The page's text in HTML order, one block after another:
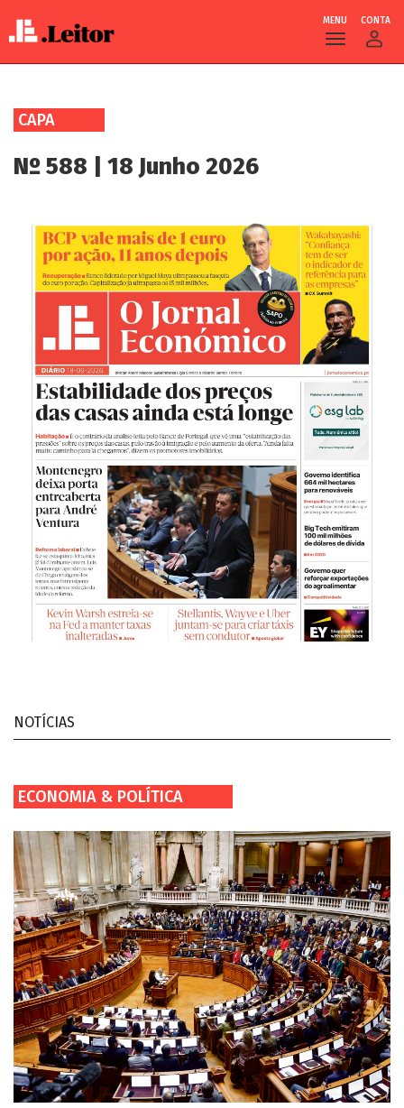
main
CONTA
MENU
CAPA
Nº 588 | 18 Junho 2026
NOTÍCIAS
ECONOMIA & POLÍTICA